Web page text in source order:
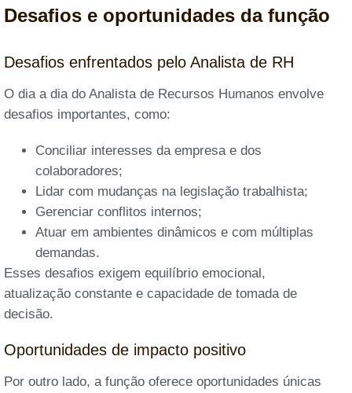
Desafios e oportunidades da função
Desafios enfrentados pelo Analista de RH
O dia a dia do Analista de Recursos Humanos envolve
desafios importantes, como:
Conciliar interesses da empresa e dos
colaboradores;
Lidar com mudanças na legislação trabalhista;
Gerenciar conflitos internos;
Atuar em ambientes dinâmicos e com múltiplas
demandas.
Esses desafios exigem equilíbrio emocional,
atualização constante e capacidade de tomada de
decisão.
Oportunidades de impacto positivo
Por outro lado, a função oferece oportunidades únicas